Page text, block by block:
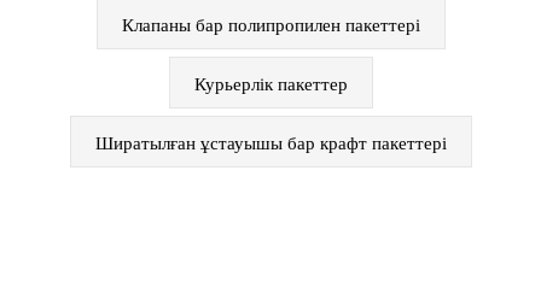
Клапаны бар полипропилен пакеттері
Курьерлік пакеттер
Ширатылған ұстауышы бар крафт пакеттері